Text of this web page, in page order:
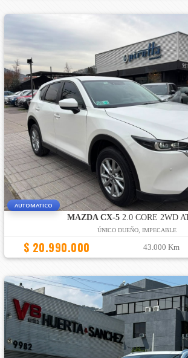
AUTOMATICO
MAZDA CX-52.0 CORE 2WD
ÚNICO DUEÑO, IMPECABLE
$ 20.990.000 43.000 Km